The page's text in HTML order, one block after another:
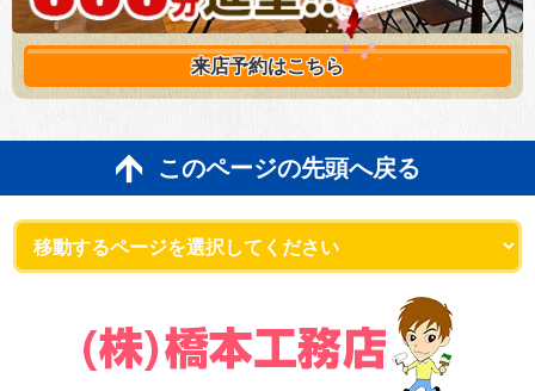
来店予約はこちら
このページの先頭へ戻る